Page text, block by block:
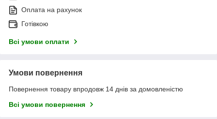
Оплата на рахунок
Готівкою
Всі умови оплати
Умови повернення
Повернення товару впродовж 14 днів за домовленістю
Всі умови повернення